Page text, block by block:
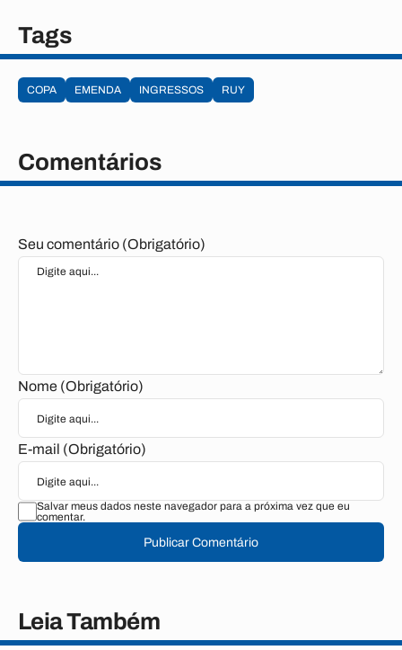
Tags
COPA EMENDA INGRESSOS RUY
Comentários
Seu comentário (Obrigatório)
Nome (Obrigatório)
E-mail (Obrigatório)
Salvar meus dados neste navegador para a próxima vez que eu
comentar.
Publicar Comentário
Leia Também